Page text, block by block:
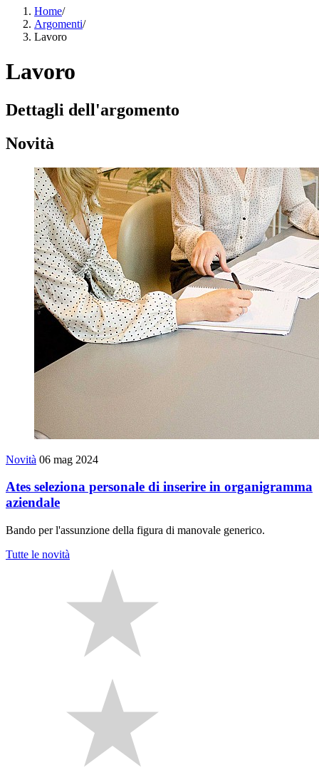
Home/
Argomenti/
Lavoro
Lavoro
Dettagli dell'argomento
Novità
Novità 06 mag 2024
Ates seleziona personale di inserire in organigramma
aziendale
Bando per l'assunzione della figura di manovale generico.
Tutte le novità